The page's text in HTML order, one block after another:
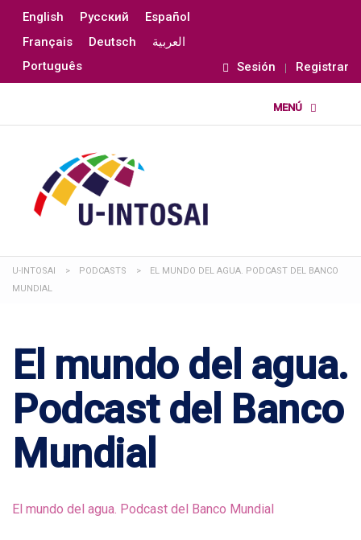
English Русский
Español
Français
Deutsch
العربية
Português
Sesión Registrar
U-INTOSAI > PODCASTS >
EL MUNDO DEL AGUA. PODCAST DEL BANCO
MUNDIAL
El mundo del agua.
Podcast del Banco
Mundial
El mundo del agua. Podcast del Banco Mundial